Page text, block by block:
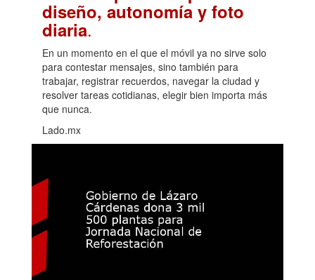
diseño, autonomía y foto
diaria.
En un momento en el que el móvil ya no sirve solo
para contestar mensajes, sino también para
trabajar, registrar recuerdos, navegar la ciudad y
resolver tareas cotidianas, elegir bien importa más
que nunca.
Lado.mx